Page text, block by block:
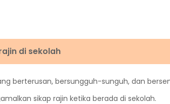
di sekolah
berterusan, bersungguh-sunguh, dan
sikap rajin ketika berada di sekolah.